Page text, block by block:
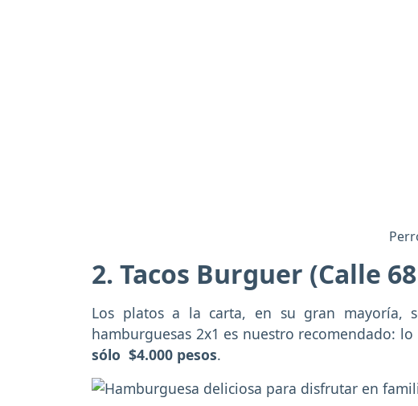
2. Tacos Burguer (Calle
Los platos a la carta, en su gran mayoría,
hamburguesas 2x1 es nuestro recomendado:
sólo $4.000 pesos.